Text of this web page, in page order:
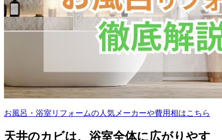
お風呂・浴室リフォームの人気メーカーや費用相はこちら
天井のカビは、浴室全体に広がりやす